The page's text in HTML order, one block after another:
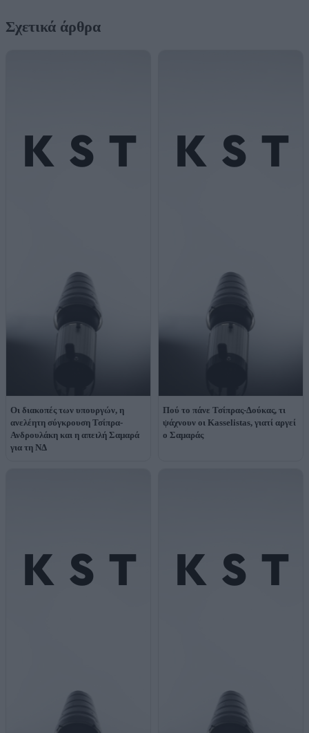
Σχετικά άρθρα
Οι διακοπές των υπουργών, η
ανελέητη σύγκρουση Τσίπρα-
Ανδρουλάκη και η απειλή Σαμαρά
για τη ΝΔ
Πού το πάνε Τσίπρας-Δούκας, τι
ψάχνουν οι Kasselistas, γιατί αργεί
ο Σαμαράς